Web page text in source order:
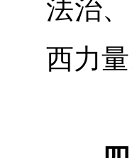
法治
西力量